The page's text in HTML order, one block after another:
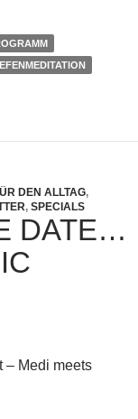
DEN ALLTAG,
, SPECIALS
DATE…
– Medi meets